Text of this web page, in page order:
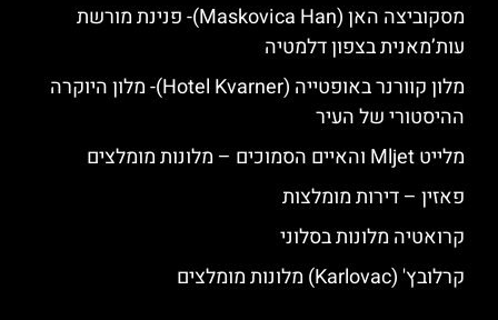
מסקוביצה האן (Maskovica Han)- פנינת מורשת
עות’מאנית בצפון דלמטיה
מלון קוורנר באופטייה (Hotel Kvarner)- מלון היוקרה
ההיסטורי של העיר
מלייט Mljet והאיים הסמוכים – מלונות מומלצים
פאזין – דירות מומלצות
קרואטיה מלונות בסלוני
קרלובץ' (Karlovac) מלונות מומלצים